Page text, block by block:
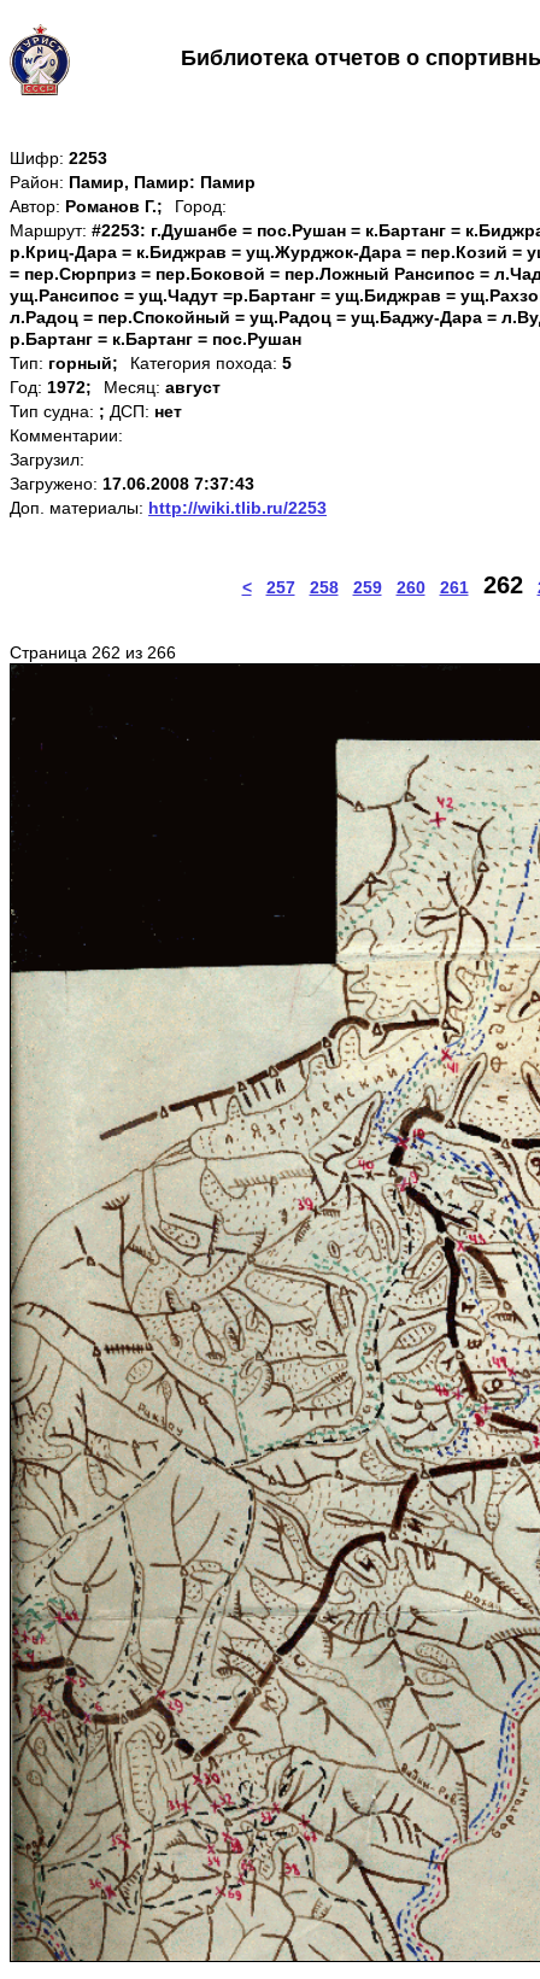
Библиотека отчетов о
Шифр: 2253
Район: Памир, Памир: Памир
Автор: Романов Г.;
Город:
Маршрут: #2253: г.Душанбе = пос.Рушан = к.Бартанг =
р.Криц-Дара = к.Биджрав = ущ.Журджок-Дара = пер.Козий =
= пер.Сюрприз = пер.Боковой = пер.Ложный Рансипос =
ущ.Рансипос = ущ.Чадут =р.Бартанг = ущ.Биджрав =
л.Радоц = пер.Спокойный = ущ.Радоц = ущ.Баджу-Дара =
р.Бартанг = к.Бартанг = пос.Рушан
Тип: горный; Категория похода: 5
Год: 1972; Месяц: август
Тип судна: ; ДСП: нет
Комментарии:
Загрузил:
Загружено: 17.06.2008 7:37:43
Доп. материалы: http://wiki.tlib.ru/2253
< 257 258 259 260 261 262
Страница 262 из 266